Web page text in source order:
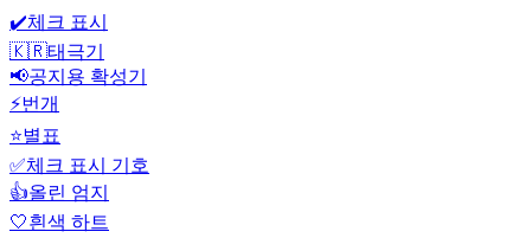
✔️체크 표시
🇰🇷태극기
📢공지용 확성기
⚡번개
⭐별표
✅체크 표시 기호
👍올린 엄지
🤍흰색 하트